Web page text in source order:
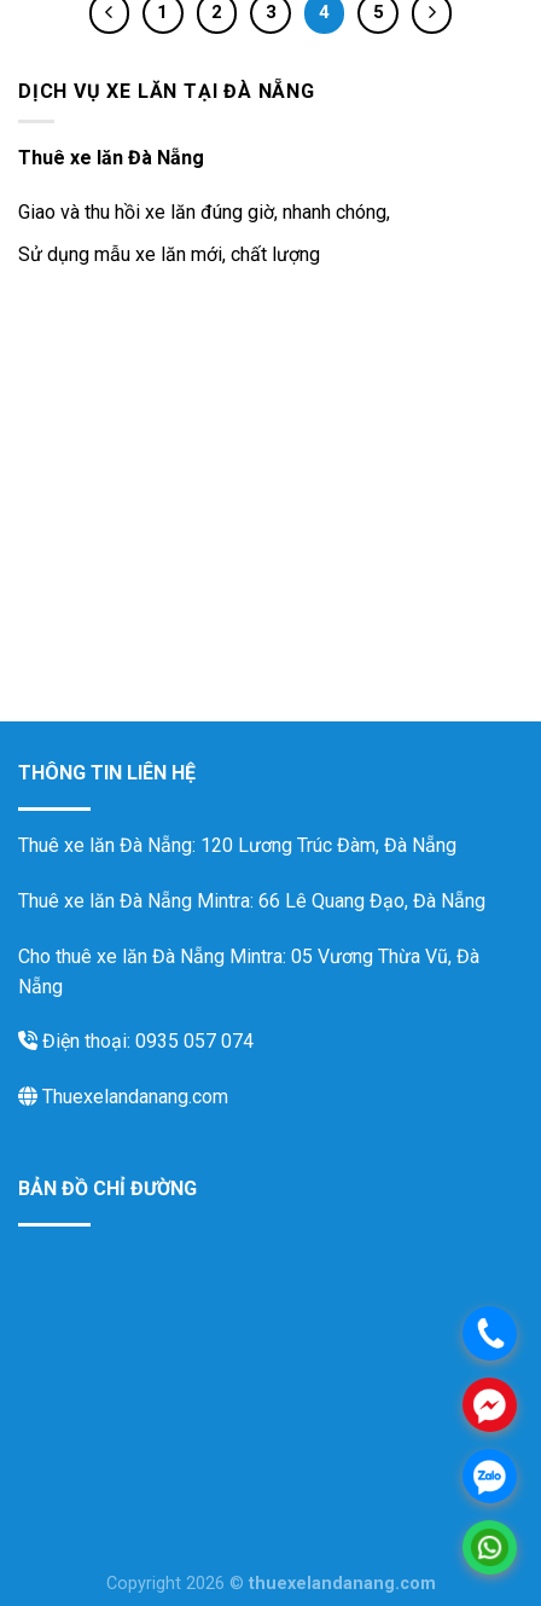
1 2 3 4 5
DỊCH VỤ XE LĂN TẠI ĐÀ NẴNG
Thuê xe lăn Đà Nẵng
Giao và thu hồi xe lăn đúng giờ, nhanh chóng,
Sử dụng mẫu xe lăn mới, chất lượng
THÔNG TIN LIÊN HỆ
Thuê xe lăn Đà Nẵng: 120 Lương Trúc Đàm, Đà Nẵng
Thuê xe lăn Đà Nẵng Mintra: 66 Lê Quang Đạo, Đà Nẵng
Cho thuê xe lăn Đà Nẵng Mintra: 05 Vương Thừa Vũ, Đà
Nẵng
Điện thoại: 0935 057 074
Thuexelandanang.com
BẢN ĐỒ CHỈ ĐƯỜNG
Copyright 2026 © thuexelandanang.com
.
.
.
.